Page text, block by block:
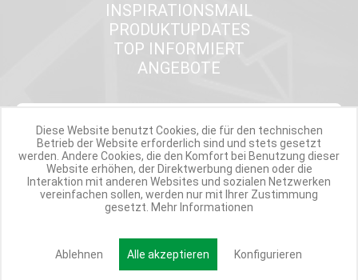
INSPIRATIONSMAIL
PRODUKTUPDATES
TOP INFORMIERT
ANGEBOTE
Werde Teil der Miweba Community!
Verpasse nie wieder exklusive Newsletter-Rabatte und Aktionen
Anmelden
Diese Website benutzt Cookies, die für den technischen
Betrieb der Website erforderlich sind und stets gesetzt
werden. Andere Cookies, die den Komfort bei Benutzung dieser
Website erhöhen, der Direktwerbung dienen oder die
Interaktion mit anderen Websites und sozialen Netzwerken
vereinfachen sollen, werden nur mit Ihrer Zustimmung
gesetzt. Mehr Informationen
Ablehnen Alle akzeptieren Konfigurieren